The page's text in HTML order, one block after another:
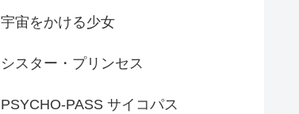
宇宙をかける少女
シスター・プリンセス
PSYCHO-PASS サイコパス